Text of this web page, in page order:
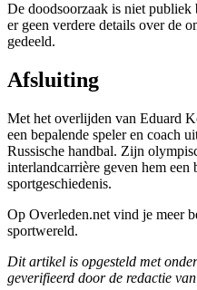
De doodsoorzaak is niet
er geen verdere details over de
gedeeld.
Afsluiting
Met het overlijden van Eduard
een bepalende speler en coach
Russische handbal. Zijn
interlandcarrière geven hem een
sportgeschiedenis.
Op Overleden.net vind je meer
sportwereld.
Dit artikel is opgesteld met
geverifieerd door de redactie